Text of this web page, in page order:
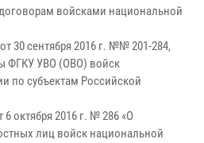
войсками национальной
30 сентября 2016 г. №№ 201-284,
ФГКУ УВО (ОВО) войск
по субъектам Российской
октября 2016 г. № 286 «О
лиц войск национальной